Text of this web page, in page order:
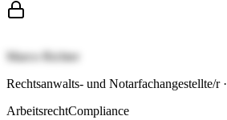
Marco Richter
Rechtsanwalts- und Notarfachangestellte/r·
ArbeitsrechtCompliance